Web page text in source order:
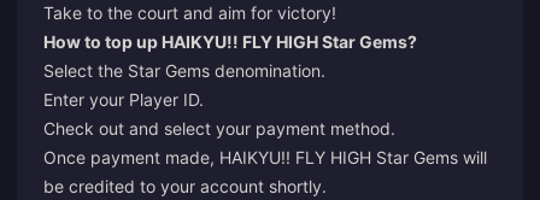
Take to the court and aim for victory!
How to top up HAIKYU!! FLY HIGH Star Gems?
Select the Star Gems denomination.
Enter your Player ID.
Check out and select your payment method.
Once payment made, HAIKYU!! FLY HIGH Star Gems will
be credited to your account shortly.